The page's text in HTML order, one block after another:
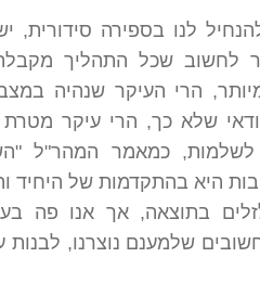
לנו בספירה סידורית,
לחשוב שכל התהליך
הרי העיקר שנהיה
שלא כך, הרי עיקר
לשלמות, כמאמר המהר"ל
היא בהתקדמות של היחיד
בתוצאה, אך אנו פה
שלמענם נוצרנו, לבנות